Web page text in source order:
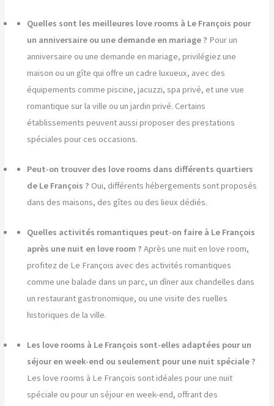
Quelles sont les meilleures love rooms à Le François pour
un anniversaire ou une demande en mariage ? Pour un
anniversaire ou une demande en mariage, privilégiez une
maison ou un gîte qui offre un cadre luxueux, avec des
équipements comme piscine, jacuzzi, spa privé, et une vue
romantique sur la ville ou un jardin privé. Certains
établissements peuvent aussi proposer des prestations
spéciales pour ces occasions.
Peut-on trouver des love rooms dans différents quartiers
de Le François ? Oui, différents hébergements sont proposés
dans des maisons, des gîtes ou des lieux dédiés.
Quelles activités romantiques peut-on faire à Le François
après une nuit en love room ? Après une nuit en love room,
profitez de Le François avec des activités romantiques
comme une balade dans un parc, un dîner aux chandelles dans
un restaurant gastronomique, ou une visite des ruelles
historiques de la ville.
Les love rooms à Le François sont-elles adaptées pour un
séjour en week-end ou seulement pour une nuit spéciale ?
Les love rooms à Le François sont idéales pour une nuit
spéciale ou pour un séjour en week-end, offrant des